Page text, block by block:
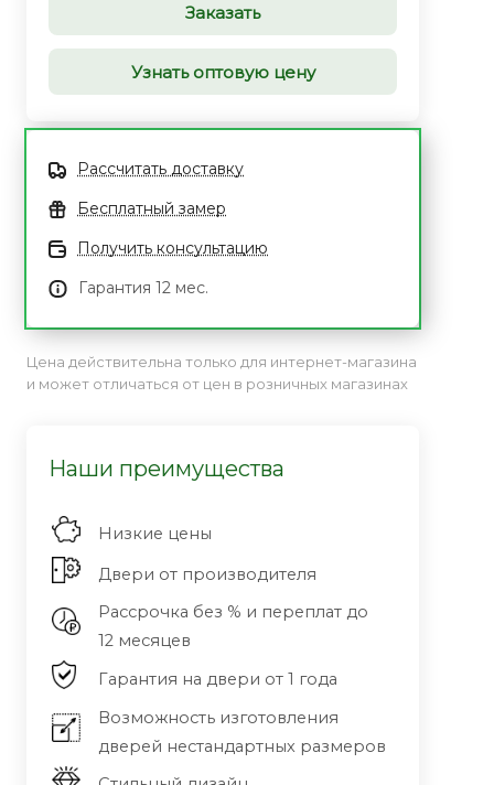
Заказать
Узнать оптовую цену
Рассчитать доставку
Бесплатный замер
Получить консультацию
Гарантия 12 мес.
Цена действительна только для интернет-магазина
и может отличаться от цен в розничных магазинах
Наши преимущества
Низкие цены
Двери от производителя
Рассрочка без % и переплат до
12 месяцев
Гарантия на двери от 1 года
Возможность изготовления
дверей нестандартных размеров